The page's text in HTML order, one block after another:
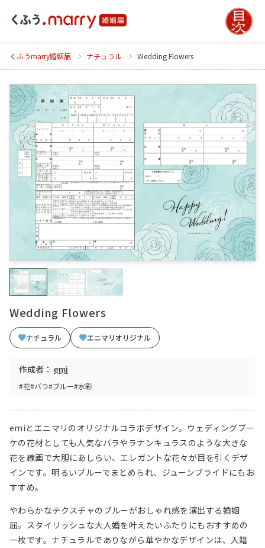
くふうmarry婚姻届 ナチュラル Wedding Flowers
Wedding Flowers
ナチュラル エニマリオリジナル
作成者： emi
#花#バラ#ブルー#水彩
emiとエニマリのオリジナルコラボデザイン。ウェディングブー
ケの花材としても人気なバラやラナンキュラスのような大きな
花を線画で大胆にあしらい、エレガントな花々が目を引くデザ
インです。明るいブルーでまとめられ、ジューンブライドにもお
すすめ。
やわらかなテクスチャのブルーがおしゃれ感を演出する婚姻
届。スタイリッシュな大人婚を叶えたいふたりにもおすすめの
一枚です。ナチュラルでありながら華やかなデザインは、入籍